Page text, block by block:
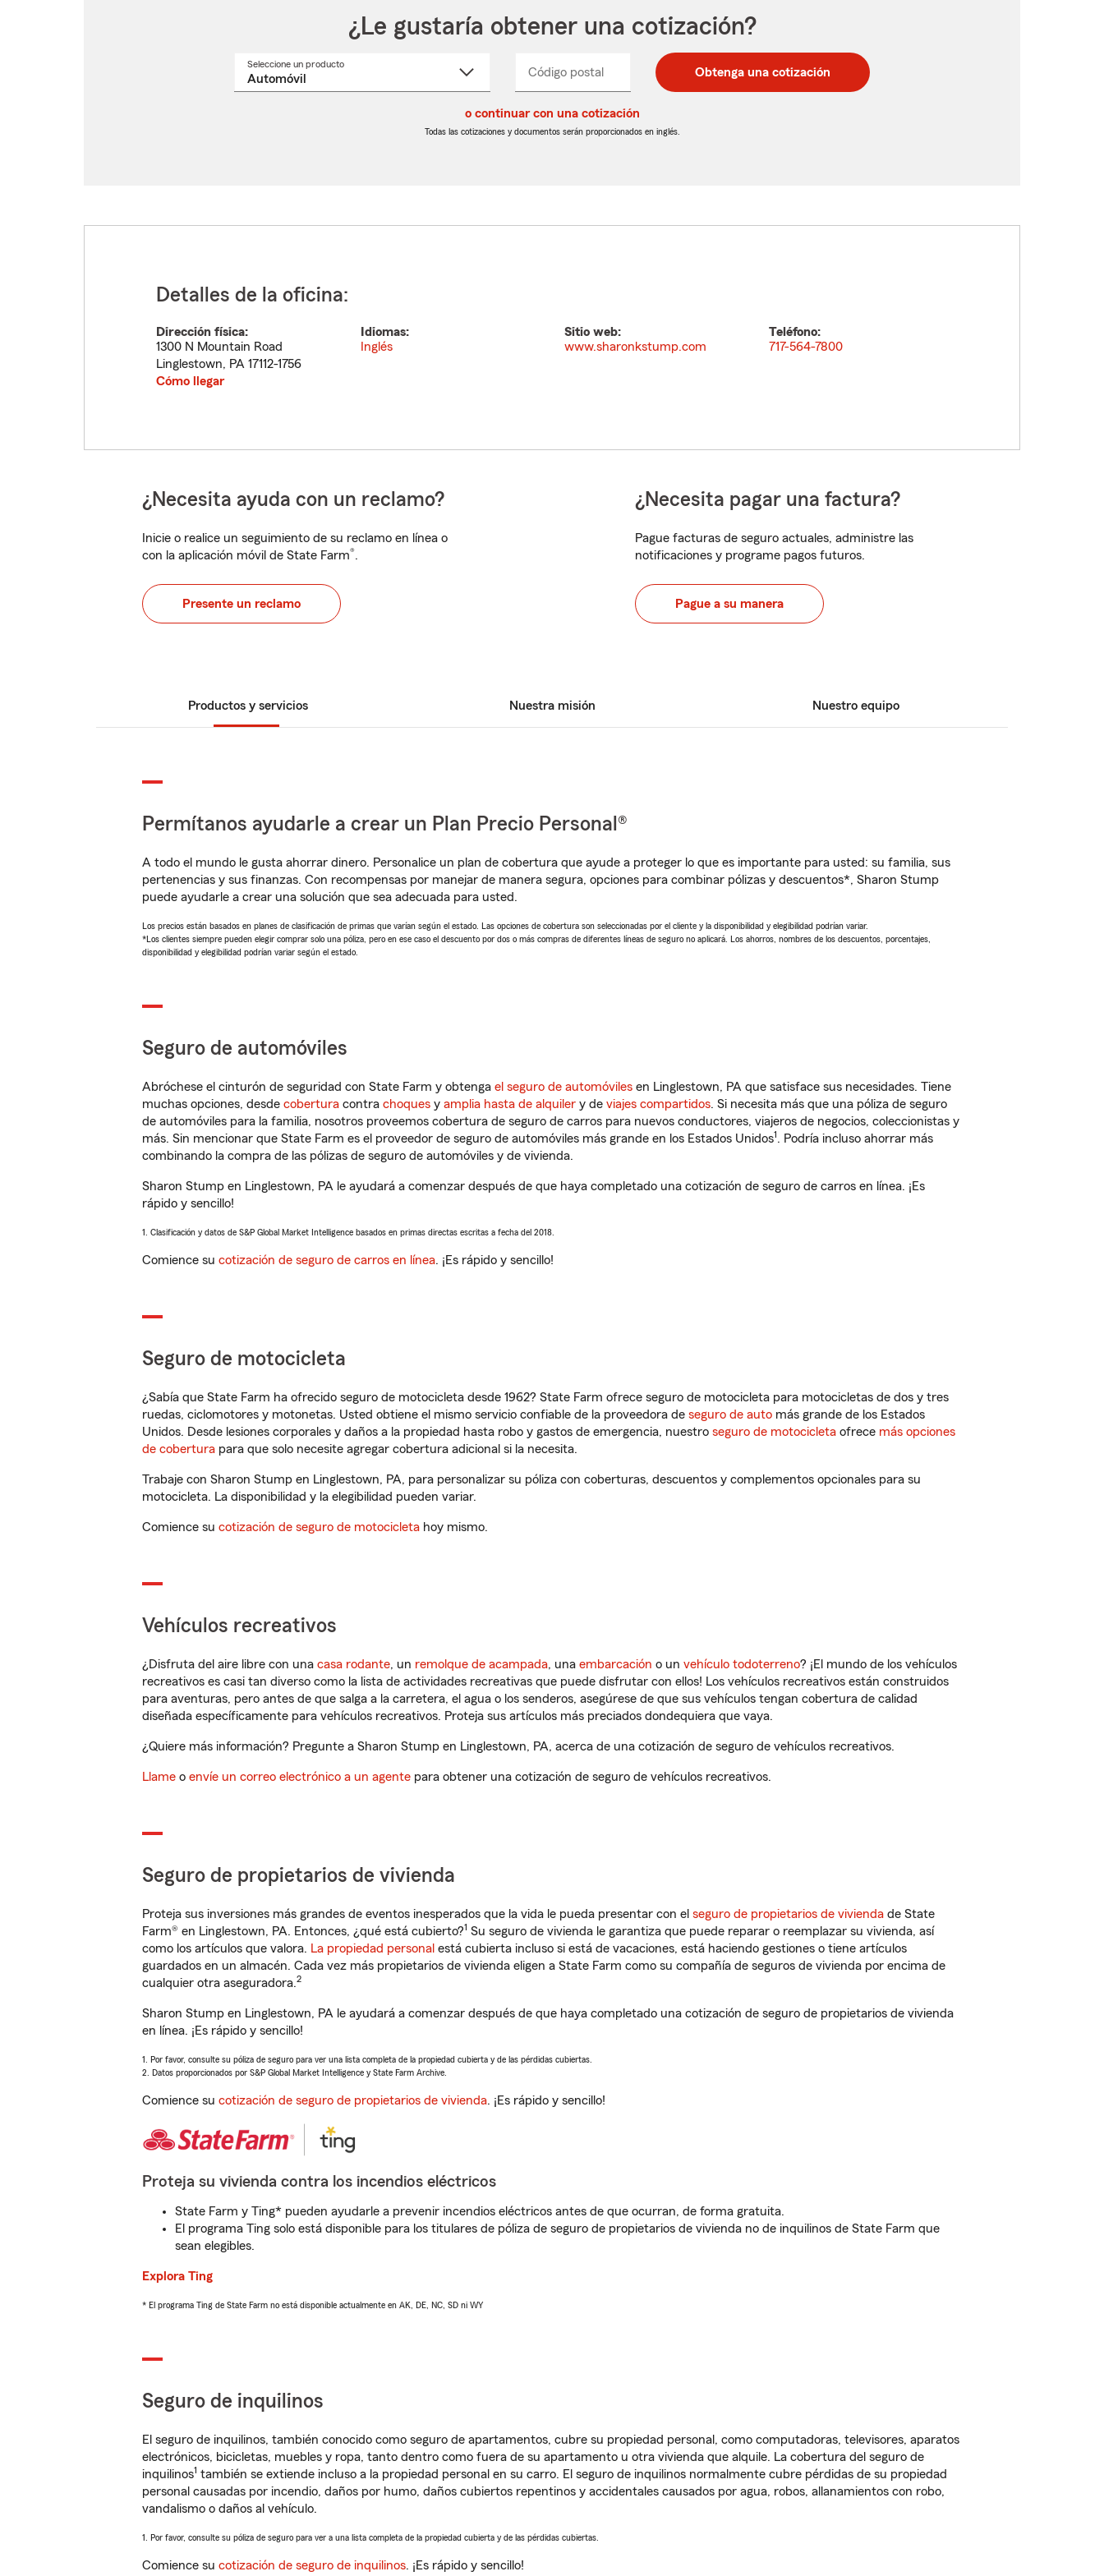
¿Le gustaría obtener una cotización?
Seleccione un productoSeleccione
Código postal
postal
de
postal
de
_____ Obtenga una cotización
o continuar con una cotización
Todas las cotizaciones y documentos serán proporcionados en inglés.
Detalles de la oficina:
Dirección física:
1300 N Mountain Road
Linglestown, PA 17112-1756
Cómo llegar
Idiomas:
Inglés
Sitio web:
www.sharonkstump.com
Teléfono:
717-564-7800
¿Necesita ayuda con un reclamo?
Inicie o realice un seguimiento de su reclamo en línea o
con la aplicación móvil de State Farm®.
Presente un reclamo
¿Necesita pagar una factura?
Pague facturas de seguro actuales, administre las
notificaciones y programe pagos futuros.
Pague a su manera
Productos y servicios Nuestra misión Nuestro equipo
Permítanos ayudarle a crear un Plan Precio Personal®
A todo el mundo le gusta ahorrar dinero. Personalice un plan de cobertura que ayude a proteger lo que es importante para usted: su familia, sus
pertenencias y sus finanzas. Con recompensas por manejar de manera segura, opciones para combinar pólizas y descuentos*, Sharon Stump
puede ayudarle a crear una solución que sea adecuada para usted.
Los precios están basados en planes de clasificación de primas que varían según el estado. Las opciones de cobertura son seleccionadas por el cliente y la disponibilidad y elegibilidad podrían variar.
*Los clientes siempre pueden elegir comprar solo una póliza, pero en ese caso el descuento por dos o más compras de diferentes líneas de seguro no aplicará. Los ahorros, nombres de los descuentos, porcentajes,
disponibilidad y elegibilidad podrían variar según el estado.
Seguro de automóviles
Abróchese el cinturón de seguridad con State Farm y obtenga el seguro de automóviles en Linglestown, PA que satisface sus necesidades. Tiene
muchas opciones, desde cobertura contra choques y amplia hasta de alquiler y de viajes compartidos. Si necesita más que una póliza de seguro
de automóviles para la familia, nosotros proveemos cobertura de seguro de carros para nuevos conductores, viajeros de negocios, coleccionistas y
más. Sin mencionar que State Farm es el proveedor de seguro de automóviles más grande en los Estados Unidos1. Podría incluso ahorrar más
combinando la compra de las pólizas de seguro de automóviles y de vivienda.
Sharon Stump en Linglestown, PA le ayudará a comenzar después de que haya completado una cotización de seguro de carros en línea. ¡Es
rápido y sencillo!
1. Clasificación y datos de S&P Global Market Intelligence basados en primas directas escritas a fecha del 2018.
Comience su cotización de seguro de carros en línea. ¡Es rápido y sencillo!
Seguro de motocicleta
¿Sabía que State Farm ha ofrecido seguro de motocicleta desde 1962? State Farm ofrece seguro de motocicleta para motocicletas de dos y tres
ruedas, ciclomotores y motonetas. Usted obtiene el mismo servicio confiable de la proveedora de seguro de auto más grande de los Estados
Unidos. Desde lesiones corporales y daños a la propiedad hasta robo y gastos de emergencia, nuestro seguro de motocicleta ofrece más opciones
de cobertura para que solo necesite agregar cobertura adicional si la necesita.
Trabaje con Sharon Stump en Linglestown, PA, para personalizar su póliza con coberturas, descuentos y complementos opcionales para su
motocicleta. La disponibilidad y la elegibilidad pueden variar.
Comience su cotización de seguro de motocicleta hoy mismo.
Vehículos recreativos
¿Disfruta del aire libre con una casa rodante, un remolque de acampada, una embarcación o un vehículo todoterreno? ¡El mundo de los vehículos
recreativos es casi tan diverso como la lista de actividades recreativas que puede disfrutar con ellos! Los vehículos recreativos están construidos
para aventuras, pero antes de que salga a la carretera, el agua o los senderos, asegúrese de que sus vehículos tengan cobertura de calidad
diseñada específicamente para vehículos recreativos. Proteja sus artículos más preciados dondequiera que vaya.
¿Quiere más información? Pregunte a Sharon Stump en Linglestown, PA, acerca de una cotización de seguro de vehículos recreativos.
Llame o envíe un correo electrónico a un agente para obtener una cotización de seguro de vehículos recreativos.
Seguro de propietarios de vivienda
Proteja sus inversiones más grandes de eventos inesperados que la vida le pueda presentar con el seguro de propietarios de vivienda de State
Farm® en Linglestown, PA. Entonces, ¿qué está cubierto?1 Su seguro de vivienda le garantiza que puede reparar o reemplazar su vivienda, así
como los artículos que valora. La propiedad personal está cubierta incluso si está de vacaciones, está haciendo gestiones o tiene artículos
guardados en un almacén. Cada vez más propietarios de vivienda eligen a State Farm como su compañía de seguros de vivienda por encima de
cualquier otra aseguradora.2
Sharon Stump en Linglestown, PA le ayudará a comenzar después de que haya completado una cotización de seguro de propietarios de vivienda
en línea. ¡Es rápido y sencillo!
1. Por favor, consulte su póliza de seguro para ver una lista completa de la propiedad cubierta y de las pérdidas cubiertas.
2. Datos proporcionados por S&P Global Market Intelligence y State Farm Archive.
Comience su cotización de seguro de propietarios de vivienda. ¡Es rápido y sencillo!
Proteja su vivienda contra los incendios eléctricos
State Farm y Ting* pueden ayudarle a prevenir incendios eléctricos antes de que ocurran, de forma gratuita.
El programa Ting solo está disponible para los titulares de póliza de seguro de propietarios de vivienda no de inquilinos de State Farm que
sean elegibles.
Explora Ting
* El programa Ting de State Farm no está disponible actualmente en AK, DE, NC, SD ni WY
Seguro de inquilinos
El seguro de inquilinos, también conocido como seguro de apartamentos, cubre su propiedad personal, como computadoras, televisores, aparatos
electrónicos, bicicletas, muebles y ropa, tanto dentro como fuera de su apartamento u otra vivienda que alquile. La cobertura del seguro de
inquilinos1 también se extiende incluso a la propiedad personal en su carro. El seguro de inquilinos normalmente cubre pérdidas de su propiedad
personal causadas por incendio, daños por humo, daños cubiertos repentinos y accidentales causados por agua, robos, allanamientos con robo,
vandalismo o daños al vehículo.
1. Por favor, consulte su póliza de seguro para ver a una lista completa de la propiedad cubierta y de las pérdidas cubiertas.
Comience su cotización de seguro de inquilinos. ¡Es rápido y sencillo!